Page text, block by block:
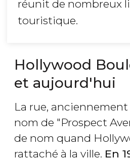
réunit de nombreux
touristique.
Hollywood
et aujourd'hui
La rue,
nom de "Prospect
de nom quand
rattaché à la ville. En